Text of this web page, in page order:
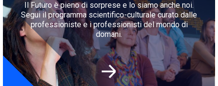
Il Futuro è pieno di sorprese e lo siamo anche noi.
Segui il programma scientifico-culturale curato dalle
professioniste e i professionisti del mondo di
domani.